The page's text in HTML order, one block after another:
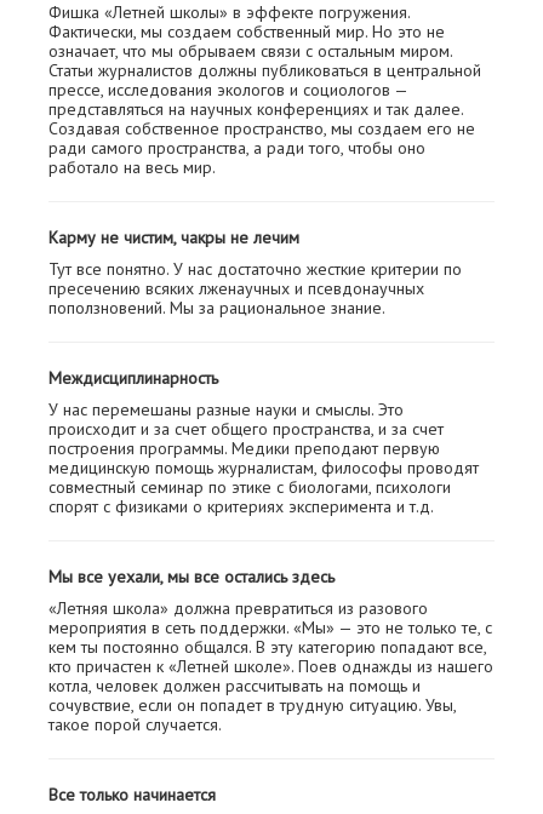
Фишка «Летней школы» в эффекте погружения.
Фактически, мы создаем собственный мир. Но это не
означает, что мы обрываем связи с остальным миром.
Статьи журналистов должны публиковаться в центральной
прессе, исследования экологов и социологов —
представляться на научных конференциях и так далее.
Создавая собственное пространство, мы создаем его не
ради самого пространства, а ради того, чтобы оно
работало на весь мир.
Карму не чистим, чакры не лечим
Тут все понятно. У нас достаточно жесткие критерии по
пресечению всяких лженаучных и псевдонаучных
поползновений. Мы за рациональное знание.
Междисциплинарность
У нас перемешаны разные науки и смыслы. Это
происходит и за счет общего пространства, и за счет
построения программы. Медики преподают первую
медицинскую помощь журналистам, философы проводят
совместный семинар по этике с биологами, психологи
спорят с физиками о критериях эксперимента и т.д.
Мы все уехали, мы все остались здесь
«Летняя школа» должна превратиться из разового
мероприятия в сеть поддержки. «Мы» — это не только те, с
кем ты постоянно общался. В эту категорию попадают все,
кто причастен к «Летней школе». Поев однажды из нашего
котла, человек должен рассчитывать на помощь и
сочувствие, если он попадет в трудную ситуацию. Увы,
такое порой случается.
Все только начинается